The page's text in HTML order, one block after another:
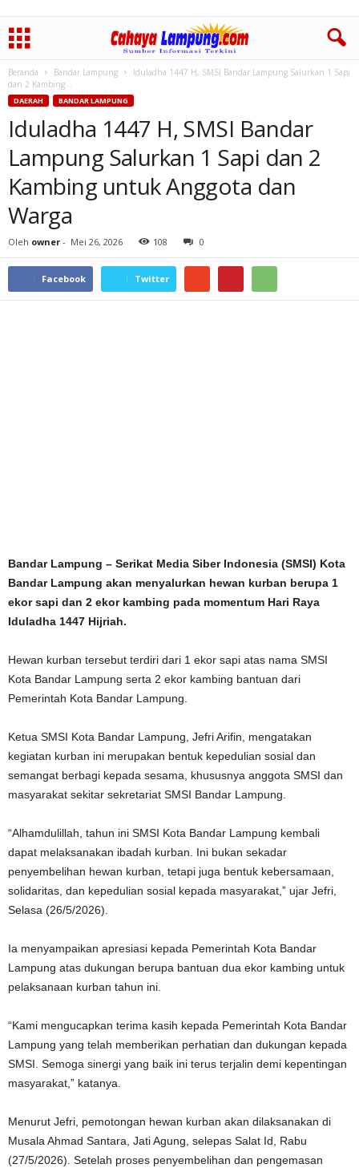
Beranda Bandar Lampung
Iduladha 1447 H, SMSI Bandar Lampung Salurkan 1 Sapi
dan 2 Kambing...
DAERAH BANDAR LAMPUNG
Iduladha 1447 H, SMSI Bandar
Lampung Salurkan 1 Sapi dan 2
Kambing untuk Anggota dan
Warga
Oleh owner - Mei 26, 2026 108 0
Facebook Twitter
Bandar Lampung – Serikat Media Siber Indonesia (SMSI) Kota
Bandar Lampung akan menyalurkan hewan kurban berupa 1
ekor sapi dan 2 ekor kambing pada momentum Hari Raya
Iduladha 1447 Hijriah.
Hewan kurban tersebut terdiri dari 1 ekor sapi atas nama SMSI
Kota Bandar Lampung serta 2 ekor kambing bantuan dari
Pemerintah Kota Bandar Lampung.
Ketua SMSI Kota Bandar Lampung, Jefri Arifin, mengatakan
kegiatan kurban ini merupakan bentuk kepedulian sosial dan
semangat berbagi kepada sesama, khususnya anggota SMSI dan
masyarakat sekitar sekretariat SMSI Bandar Lampung.
“Alhamdulillah, tahun ini SMSI Kota Bandar Lampung kembali
dapat melaksanakan ibadah kurban. Ini bukan sekadar
penyembelihan hewan kurban, tetapi juga bentuk kebersamaan,
solidaritas, dan kepedulian sosial kepada masyarakat,” ujar Jefri,
Selasa (26/5/2026).
Ia menyampaikan apresiasi kepada Pemerintah Kota Bandar
Lampung atas dukungan berupa bantuan dua ekor kambing untuk
pelaksanaan kurban tahun ini.
“Kami mengucapkan terima kasih kepada Pemerintah Kota Bandar
Lampung yang telah memberikan perhatian dan dukungan kepada
SMSI. Semoga sinergi yang baik ini terus terjalin demi kepentingan
masyarakat,” katanya.
Menurut Jefri, pemotongan hewan kurban akan dilaksanakan di
Musala Ahmad Santara, Jati Agung, selepas Salat Id, Rabu
(27/5/2026). Setelah proses penyembelihan dan pengemasan